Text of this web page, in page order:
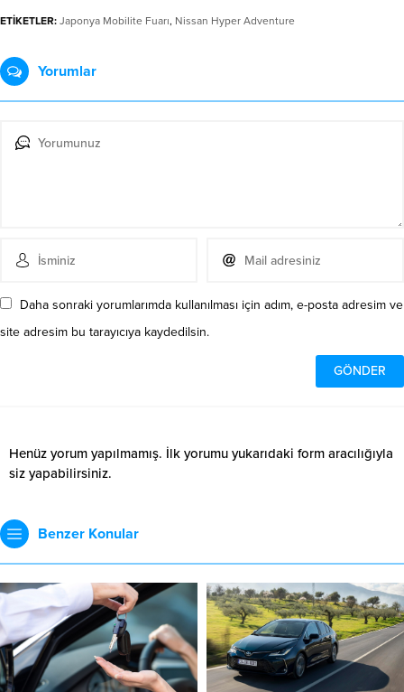
ETİKETLER: Japonya Mobilite Fuarı, Nissan Hyper Adventure
Yorumlar
Daha sonraki yorumlarımda kullanılması için adım, e-posta adresim ve
site adresim bu tarayıcıya kaydedilsin.
Henüz yorum yapılmamış. İlk yorumu yukarıdaki form aracılığıyla
siz yapabilirsiniz.
Benzer Konular